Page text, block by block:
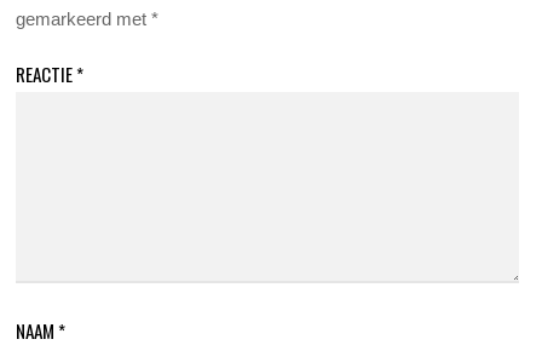
gemarkeerd met*
REACTIE*
NAAM *